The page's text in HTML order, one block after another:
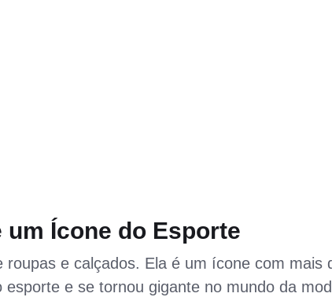
um Ícone do Esporte
roupas e calçados. Ela é um ícone com mais
e se tornou gigante no mundo da